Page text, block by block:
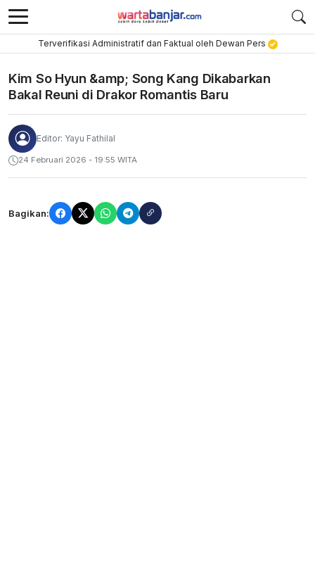
Terverifikasi Administratif dan Faktual oleh Dewan Pers
Kim So Hyun &amp; Song Kang Dikabarkan
Bakal Reuni di Drakor Romantis Baru
Editor: Yayu Fathilal
24 Februari 2026 - 19:55 WITA
Bagikan: